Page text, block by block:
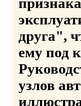
друга",
ему под
узлов